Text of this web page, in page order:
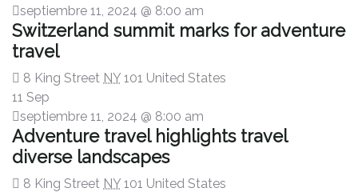
septiembre 11, 2024 @ 8:00 am
Switzerland summit marks for adventure
travel
8 King Street NY 101 United States
11 Sep
septiembre 11, 2024 @ 8:00 am
Adventure travel highlights travel
diverse landscapes
8 King Street NY 101 United States